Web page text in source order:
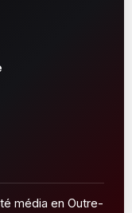
média en Outre-